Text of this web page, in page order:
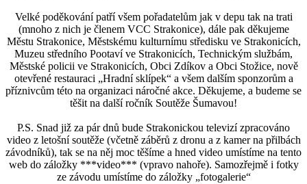
Velké poděkování patří všem pořadatelům jak v depu tak na trati
(mnoho z nich je členem VCC Strakonice), dále pak děkujeme
Městu Strakonice, Městskému kulturnímu středisku ve Strakonicích,
Muzeu středního Pootaví ve Strakonicích, Technickým službám,
Městské policii ve Strakonicích, Obci Zdíkov a Obci Stožice, nově
otevřené restauraci „Hradní sklípek“ a všem dalším sponzorům a
příznivcům této na organizaci náročné akce. Děkujeme, a budeme se
těšit na další ročník Soutěže Šumavou!
P.S. Snad již za pár dnů bude Strakonickou televizí zpracováno
video z letošní soutěže (včetně záběrů z dronu a z kamer na přilbách
závodníků), tak se na něj moc těšíme a hned video umístíme na tento
web do záložky ***video*** (vpravo nahoře). Samozřejmě i fotky
ze závodu umístíme do záložky „fotogalerie“